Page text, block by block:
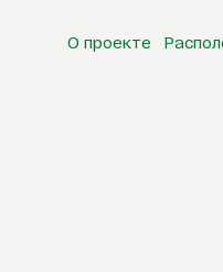
О проекте